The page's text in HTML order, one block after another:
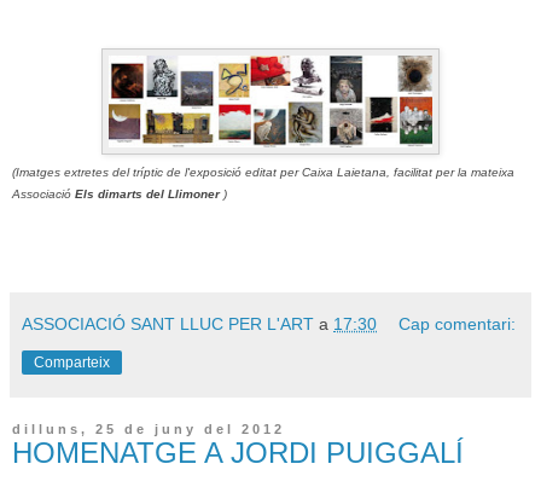
(Imatges extretes del tríptic de l'exposició editat per Caixa Laietana, facilitat per la mateixa
Associació Els dimarts del Llimoner)
ASSOCIACIÓ SANT LLUC PER L'ART a 17:30 Cap comentari:
Comparteix
dilluns, 25 de juny del 2012
HOMENATGE A JORDI PUIGGALÍ